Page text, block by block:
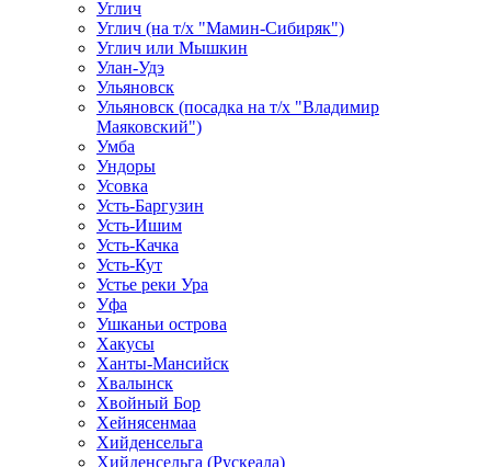
Углич
Углич (на т/х "Мамин-Сибиряк")
Углич или Мышкин
Улан-Удэ
Ульяновск
Ульяновск (посадка на т/х "Владимир
Маяковский")
Умба
Ундоры
Усовка
Усть-Баргузин
Усть-Ишим
Усть-Качка
Усть-Кут
Устье реки Ура
Уфа
Ушканьи острова
Хакусы
Ханты-Мансийск
Хвалынск
Хвойный Бор
Хейнясенмаа
Хийденсельга
Хийденсельга (Рускеала)